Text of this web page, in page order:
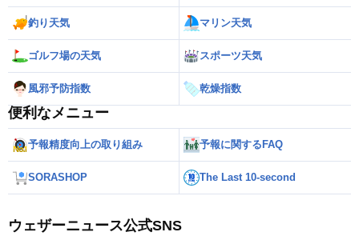
釣り天気 マリン天気
ゴルフ場の天気 スポーツ天気
風邪予防指数 乾燥指数
便利なメニュー
予報精度向上の取り組み 予報に関するFAQ
SORASHOP The Last 10-second
ウェザーニュース公式SNS